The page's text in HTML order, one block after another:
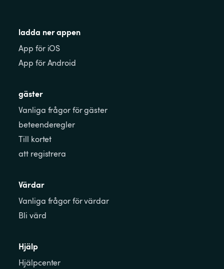
ladda ner appen
App för iOS
App för Android
gäster
Vanliga frågor för gäster
beteenderegler
Till kortet
att registrera
Värdar
Vanliga frågor för värdar
Bli värd
Hjälp
Hjälpcenter